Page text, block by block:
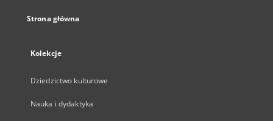
Strona główna
Kolekcje
Dziedzictwo kulturowe
Nauka i dydaktyka